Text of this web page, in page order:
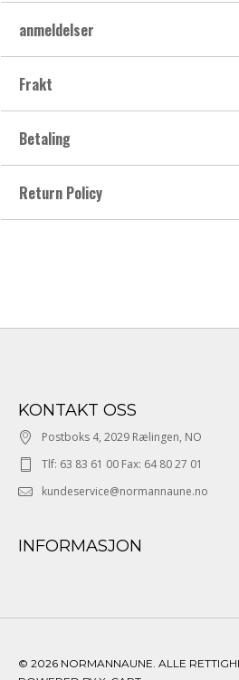
anmeldelser
Frakt
Betaling
Return Policy
KONTAKT OSS
Postboks 4, 2029 Rælingen, NO
Tlf: 63 83 61 00 Fax: 64 80 27 01
kundeservice@normannaune.no
INFORMASJON
© 2026 NORMANNAUNE. ALLE